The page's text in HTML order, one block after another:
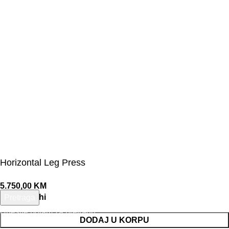
Unesite pojam za pretragu.
Horizontal Leg Press
5.750,00 KM
1 na zalihi
DODAJ U KORPU